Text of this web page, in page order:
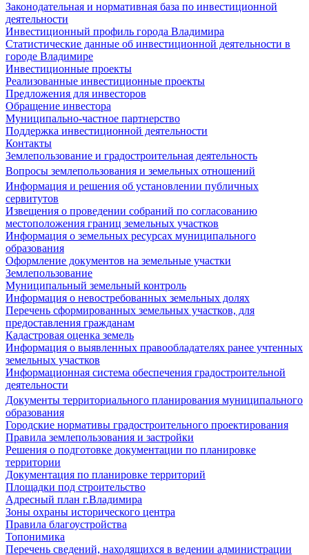
Законодательная и нормативная база по инвестиционной
деятельности
Инвестиционный профиль города Владимира
Статистические данные об инвестиционной деятельности в
городе Владимире
Инвестиционные проекты
Реализованные инвестиционные проекты
Предложения для инвесторов
Обращение инвестора
Муниципально-частное партнерство
Поддержка инвестиционной деятельности
Контакты
Землепользование и градостроительная деятельность
Вопросы землепользования и земельных отношений
Информация и решения об установлении публичных
сервитутов
Извещения о проведении собраний по согласованию
местоположения границ земельных участков
Информация о земельных ресурсах муниципального
образования
Оформление документов на земельные участки
Землепользование
Муниципальный земельный контроль
Информация о невостребованных земельных долях
Перечень сформированных земельных участков, для
предоставления гражданам
Кадастровая оценка земель
Информация о выявленных правообладателях ранее учтенных
земельных участков
Информационная система обеспечения градостроительной
деятельности
Документы территориального планирования муниципального
образования
Городские нормативы градостроительного проектирования
Правила землепользования и застройки
Решения о подготовке документации по планировке
территории
Документация по планировке территорий
Площадки под строительство
Адресный план г.Владимира
Зоны охраны исторического центра
Правила благоустройства
Топонимика
Перечень сведений, находящихся в ведении администрации